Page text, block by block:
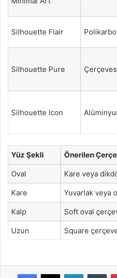
Silhouette Flair
Silhouette Pure
Silhouette Icon
Yüz Şekli Önerilen
Oval Kare veya
Kare Yuvarlak veya
Kalp Soft oval
Uzun Square
Facebook
X LinkedIn